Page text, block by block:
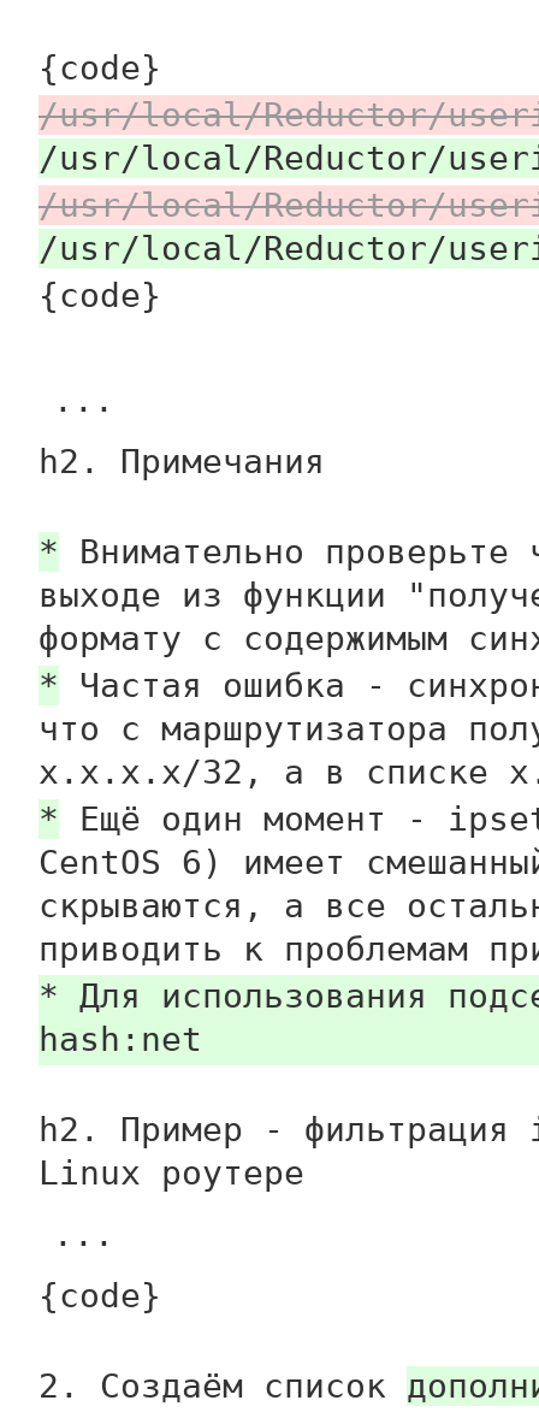
{code}
/usr/local/Reductor/
/usr/local/Reductor/
/usr/local/Reductor/
/usr/local/Reductor/
{code}
...
h2. Примечания
* Внимательно
выходе из функции
формату с содержимым
* Частая ошибка -
что с маршрутизатора
x.x.x.x/32, а в списке
* Ещё один момент -
CentOS 6) имеет
скрываются, а все
приводить к проблемам
* Для использования
hash:net
h2. Пример -
Linux роутере
...
{code}
2. Создаём список